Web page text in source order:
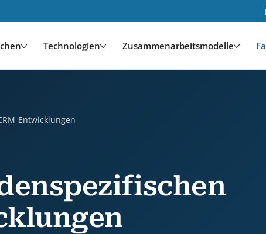
Technologien Zusammenarbeitsmodelle
Entwicklungen